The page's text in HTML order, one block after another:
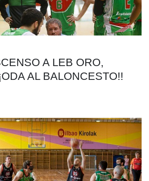
A LEB ORO,
AL BALONCESTO!!